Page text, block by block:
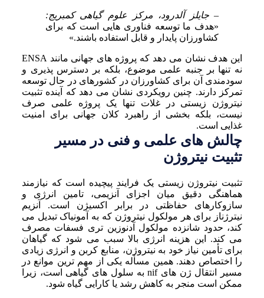
– جایلز آلدرود، مرکز علوم گیاهی کمبریج:
«هدف ما توسعه فناوری هایی است که برای
کشاورزان پایدار و قابل استفاده باشند.»
این هدف نشان می دهد که پروژه های جهانی مانند ENSA
نه تنها بر جنبه علمی موضوع، بلکه بر دسترس پذیری و
سودمندی آن برای کشاورزان در کشورهای در حال توسعه
تمرکز دارند. چنین رویکردی نشان می دهد که آینده تثبیت
نیتروژن زیستی در غلات تنها یک پروژه علمی صرف
نیست، بلکه بخشی از راهبرد کلان جهانی برای امنیت
غذایی است.
چالش های علمی و فنی در مسیر
تثبیت نیتروژن
تثبیت نیتروژن زیستی یک فرایند پیچیده است که نیازمند
هماهنگی دقیق میان اجزای آنزیمی، تامین انرژی و
سازوکارهای حفاظتی در برابر اکسیژن است. آنزیم
نیترژناز برای هر مولکول نیتروژن که به آمونیاک تبدیل می
کند، حدود شانزده مولکول آدنوزین تری فسفات مصرف
می کند. این هزینه انرژی بالا سبب می شود که گیاهان
برای تأمین نیاز خود به نیتروژن، منابع کربن و انرژی زیادی
را اختصاص دهند. همین مسأله یکی از مهم ترین موانع در
مسیر انتقال ژن های nif به سلول های گیاهی است، زیرا
ممکن است منجر به کاهش رشد یا کارایی گیاه شود.